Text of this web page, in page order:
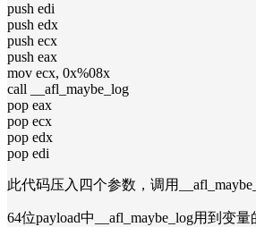
push edi
push edx
push ecx
push eax
mov ecx, 0x%08x
call __afl_maybe_log
pop eax
pop ecx
pop edx
pop edi
此代码压入四个参数，调用
64位payload中__afl_maybe_log用到变量